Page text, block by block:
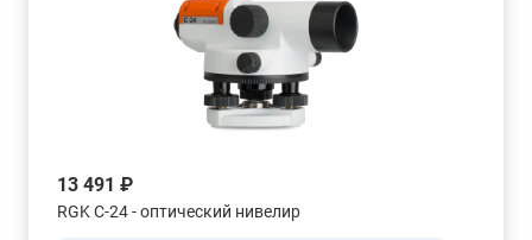
13 491 ₽
RGK C-24 - оптический нивелир